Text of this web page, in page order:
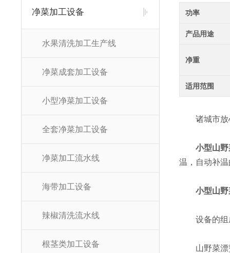
净菜加工设备
水果清洗加工生产线
净菜成套加工设备
小型净菜加工设备
全套净菜加工设备
净菜加工流水线
海带加工设备
辣椒清洗流水线
根茎类加工设备
功率
产品用途
净重
适用范围
诸城市放心
小型山
温，自动补
小型山
设备的组成
山野菜漂烫